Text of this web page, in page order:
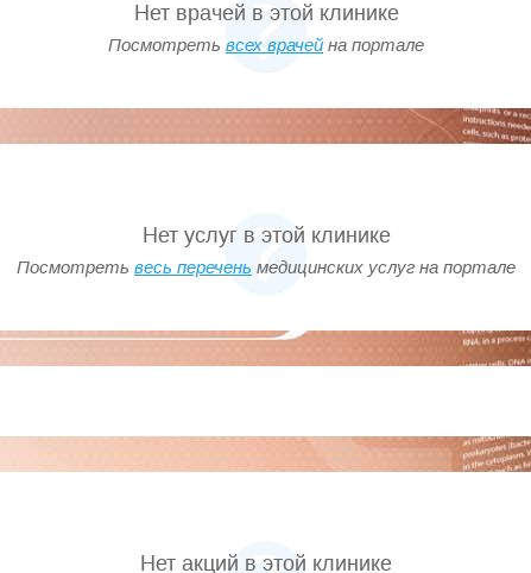
Нет врачей в этой клинике
Посмотреть всех врачей на портале
Нет услуг в этой клинике
Посмотреть весь перечень медицинских услуг на портале
Нет акций в этой клинике